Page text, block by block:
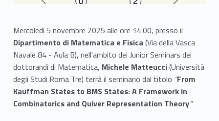
Mercoledì 5 novembre 2025 alle ore 14.00, presso il
Dipartimento di Matematica e Fisica (Via della Vasca
Navale 84 - Aula B),nell'ambito dei Junior Seminars dei
dottorandi di Matematica, Michele Matteucci(Università
degli Studi Roma Tre) terrà il seminario dal titolo "From
Kauffman States to BMS States: A Framework in
Combinatorics and Quiver Representation Theory"